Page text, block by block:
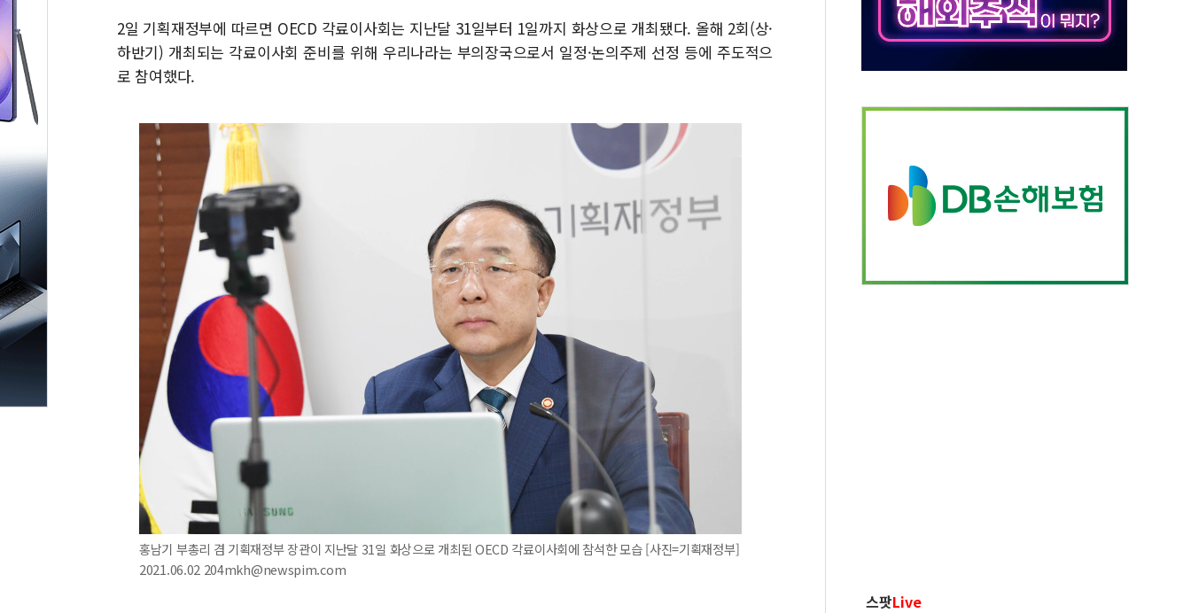
李대통령, ISA 개편 재검토 지시…與 "적극 환영"·野 "졸속 국정"
동해중부 전 해상 풍랑주의보…10일까지 최대 3.5m 높은 물결
2일 기획재정부에 따르면 OECD 각료이사회는 지난달 31일부터 1일까지 화상으로 개최됐다. 올해 2회(상·
하반기) 개최되는 각료이사회 준비를 위해 우리나라는 부의장국으로서 일정·논의주제 선정 등에 주도적으
로 참여했다.
홍남기 부총리 겸 기획재정부 장관이 지난달 31일 화상으로 개최된 OECD 각료이사회에 참석한 모습 [사진=기획재정부]
2021.06.02 204mkh@newspim.com
스팟Live